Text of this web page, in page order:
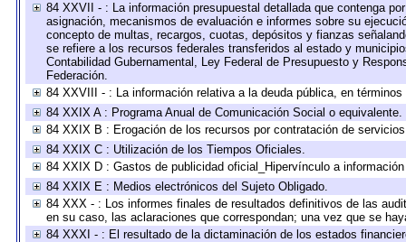
84 XXVII - : La información presupuestal detallada que contenga
asignación, mecanismos de evaluación e informes sobre su
concepto de multas, recargos, cuotas, depósitos y fianzas
se refiere a los recursos federales transferidos al estado y
Contabilidad Gubernamental, Ley Federal de Presupuesto y
Federación.
84 XXVIII - : La información relativa a la deuda pública, en
84 XXIX A : Programa Anual de Comunicación Social o equivalente.
84 XXIX B : Erogación de los recursos por contratación de
84 XXIX C : Utilización de los Tiempos Oficiales.
84 XXIX D : Gastos de publicidad oficial_Hipervínculo a
84 XXIX E : Medios electrónicos del Sujeto Obligado.
84 XXX - : Los informes finales de resultados definitivos de las
en su caso, las aclaraciones que correspondan; una vez que se
84 XXXI - : El resultado de la dictaminación de los estados